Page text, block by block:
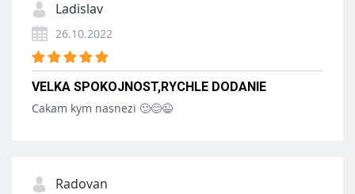
Ladislav
26.10.2022
VELKA SPOKOJNOST,RYCHLE DODANIE
Cakam kym nasnezi 🙂😊😉
Radovan